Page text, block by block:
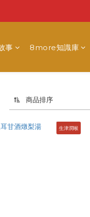
事 8more知識庫
商品排序
生津潤喉